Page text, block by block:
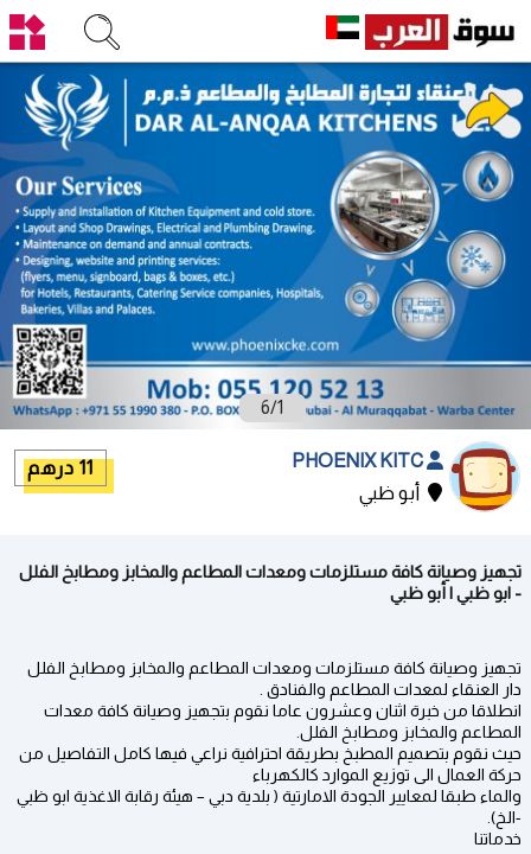
1
/
6
أبو ظبي
11 درهم
تجهيز وصيانة كافة مستلزمات ومعدات المطاعم والمخابز ومطابخ الفلل
- ابو ظبي | أبو ظبي
تجهيز وصيانة كافة مستلزمات ومعدات المطاعم والمخابز ومطابخ الفلل
دار العنقاء لمعدات المطاعم والفنادق .
انطلاقا من خبرة اثنان وعشرون عاما نقوم بتجهيز وصيانة كافة معدات
المطاعم والمخابز ومطابخ الفلل.
حيث نقوم بتصميم المطبخ بطريقة احترافية نراعي فيها كامل التفاصيل من
حركة العمال الى توزيع الموارد كالكهرباء
والماء طبقا لمعايير الجودة الامارتية ( بلدية دبي – هيئة رقابة الاغذية ابو ظبي
-الخ).
خدماتنا